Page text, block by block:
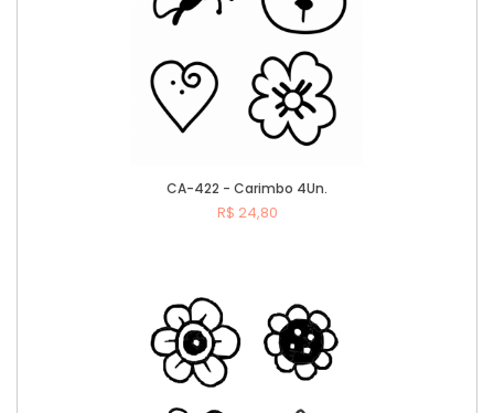
CA-422 - Carimbo 4Un.
R$ 24,80